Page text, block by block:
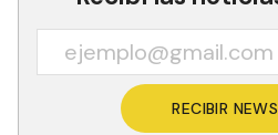
RECIBIR